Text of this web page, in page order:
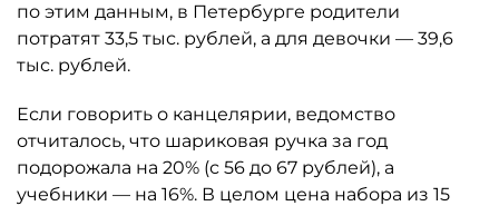
по этим данным, в Петербурге родители
потратят 33,5 тыс. рублей, а для девочки — 39,6
тыс. рублей.
Если говорить о канцелярии, ведомство
отчиталось, что шариковая ручка за год
подорожала на 20% (с 56 до 67 рублей), а
учебники — на 16%. В целом цена набора из 15